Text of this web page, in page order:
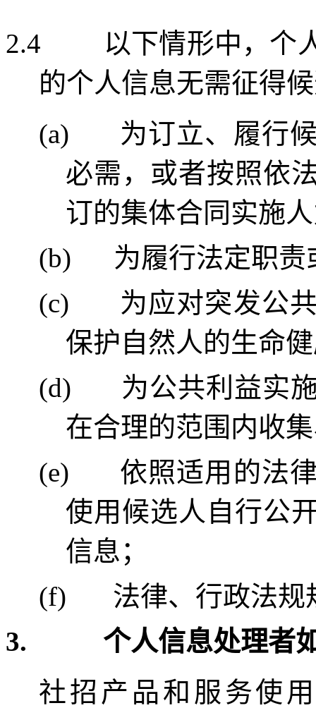
2.4
以下情形中，个
的个人信息无需征得
(a)
为订立、履行
必需，或者按照依
订的集体合同实施
(b)
为履行法定职
(c)
为应对突发公
保护自然人的生命
(d)
为公共利益实
在合理的范围内收
(e)
依照适用的法
使用候选人自行公
信息；
(f)
法律、行政法
3.
个人信息处理者
社招产品和服务使